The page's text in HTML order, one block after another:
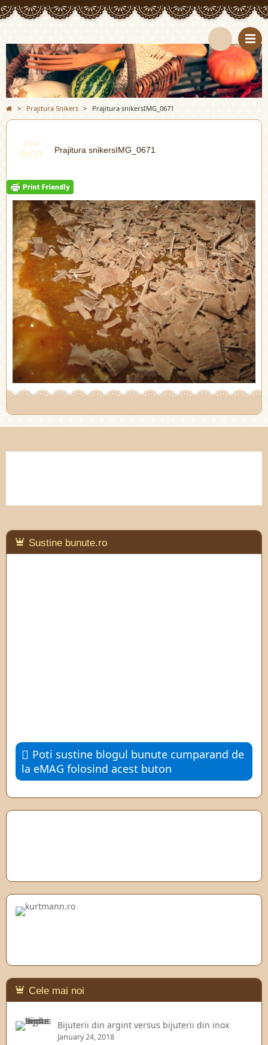
> Prajitura Snikers > Prajitura snikersIMG_0671
2014
06/23 Prajitura snikersIMG_0671
Sustine bunute.ro
Poti sustine blogul bunute cumparand de
la eMAG folosind acest buton
Cele mai noi
Bijuterii din argint versus bijuterii din inox
January 24, 2018